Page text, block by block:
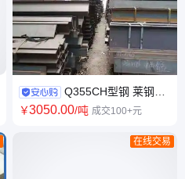
Q355CH型钢 莱钢马
钢 低价出售 仓库直发 q355b h
￥3050.00/吨 成交100+元
在线交易